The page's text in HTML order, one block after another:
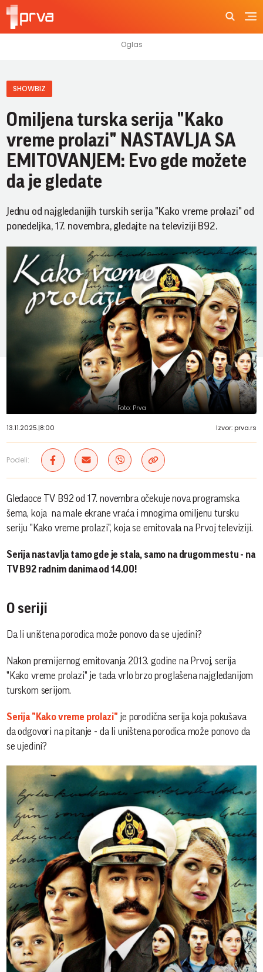
SHOWBIZ
Omiljena turska serija "Kako
vreme prolazi" NASTAVLJA SA
EMITOVANJEM: Evo gde možete
da je gledate
Jednu od najgledanijih turskih serija "Kako vreme prolazi" od
ponedeljka, 17. novembra, gledajte na televiziji B92.
Foto: Prva
13.11.2025.|8:00 Izvor: prva.rs
Podeli:
Gledaoce TV B92 od 17. novembra očekuje nova programska
šema, koja na male ekrane vraća i mnogima omiljenu tursku
seriju "Kako vreme prolazi", koja se emitovala na Prvoj televiziji.
Serija nastavlja tamo gde je stala, samo na drugom mestu - na
TV B92 radnim danima od 14.00!
O seriji
Da li uništena porodica može ponovo da se ujedini?
Nakon premijernog emitovanja 2013. godine na Prvoj, serija
"Kako vreme prolazi" je tada vrlo brzo proglašena najgledanijom
turskom serijom.
Serija "Kako vreme prolazi" je porodična serija koja pokušava
da odgovori na pitanje - da li uništena porodica može ponovo da
se ujedini?